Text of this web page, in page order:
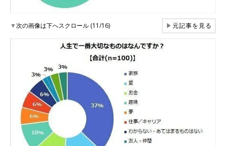
▼次の画像は下へスクロール (11/16) ▶元記事を見る